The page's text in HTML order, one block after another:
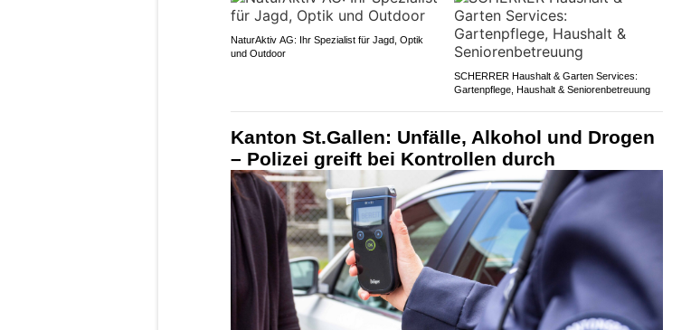
NaturAktiv AG: Ihr Spezialist für Jagd, Optik
und Outdoor
SCHERRER Haushalt & Garten Services:
Gartenpflege, Haushalt & Seniorenbetreuung
Kanton St.Gallen: Unfälle, Alkohol und Drogen
– Polizei greift bei Kontrollen durch